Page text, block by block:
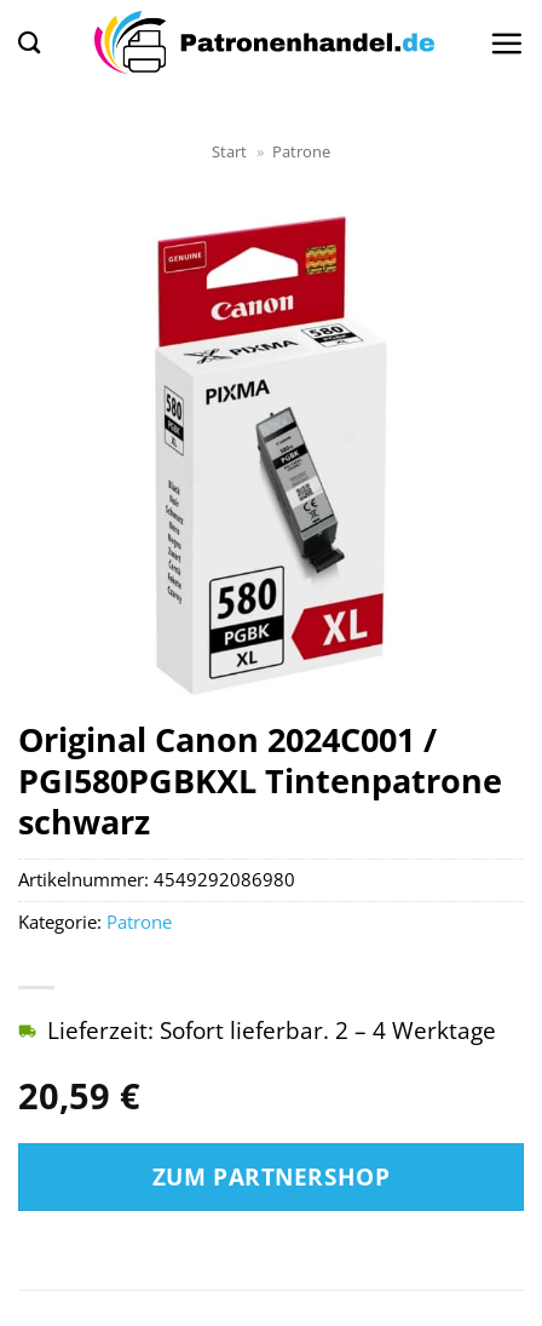
Inhalt
Start » Patrone
Original Canon 2024C001 /
PGI580PGBKXL Tintenpatrone
schwarz
20,59 €
Lieferzeit: Sofort lieferbar. 2 – 4 Werktage
ZUM PARTNERSHOP
Artikelnummer: 4549292086980
Kategorie: Patrone